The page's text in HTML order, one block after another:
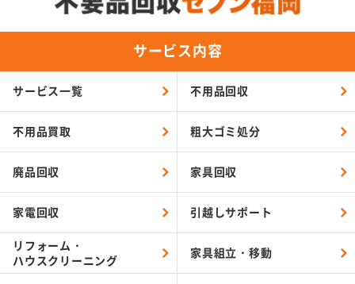
サービス内容
サービス一覧 不用品回収
不用品買取 粗大ゴミ処分
廃品回収 家具回収
家電回収 引越しサポート
リフォーム・
ハウスクリーニング
家具組立・移動